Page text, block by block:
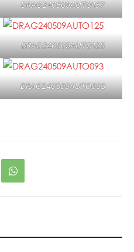
DRAG240509AUTO157
DRAG240509AUTO125
DRAG240509AUTO093